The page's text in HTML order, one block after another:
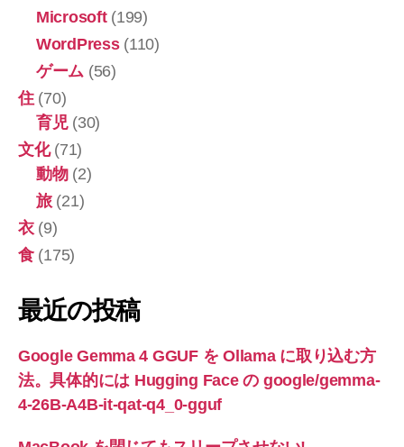
Microsoft(199)
WordPress(110)
ゲーム (56)
住(70)
育児(30)
文化(71)
動物(2)
旅(21)
衣(9)
食(175)
最近の投稿
Google Gemma 4 GGUF を Ollama に取り込む方
法。具体的には Hugging Face の google/gemma-
4-26B-A4B-it-qat-q4_0-gguf